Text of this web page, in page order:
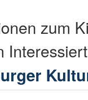
zum